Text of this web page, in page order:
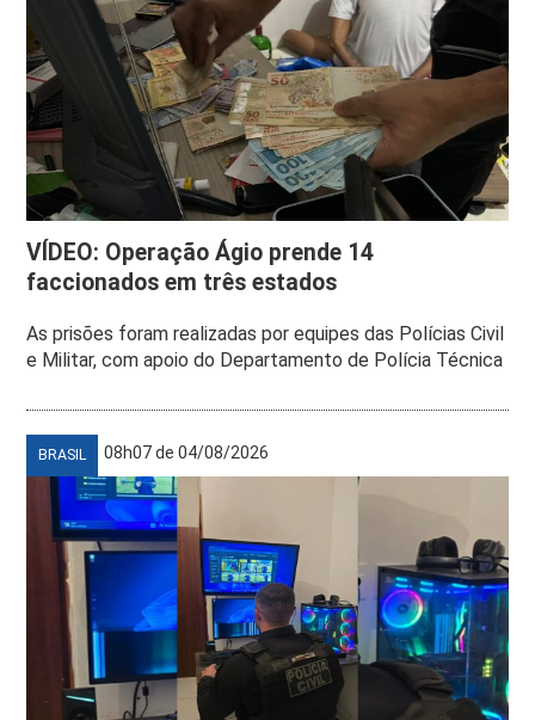
VÍDEO: Operação Ágio prende 14
faccionados em três estados
As prisões foram realizadas por equipes das Polícias Civil
e Militar, com apoio do Departamento de Polícia Técnica
BRASIL 08h07 de 04/08/2026